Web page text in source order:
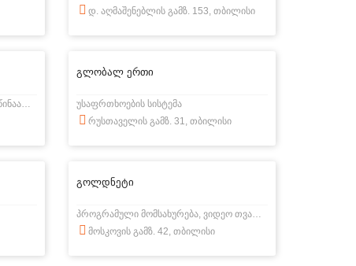
დ. აღმაშენებლის გამზ. 153, თბილისი
უსაფრთხოების სისტემა, ხანძარსაწინააღმდეგო სისტემა
გლობალ ერთი
უსაფრთხოების სისტემა
რუსთაველის გამზ. 31, თბილისი
გოლდნეტი
პროგრამული მომსახურება, ვიდეო თვალთვალი.
მოსკოვის გამზ. 42, თბილისი